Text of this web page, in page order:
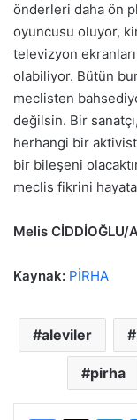
önderleri daha ön
oyuncusu oluyor,
televizyon
olabiliyor. Bütün
meclisten
değilsin. Bir
herhangi bir
bir bileşeni
meclis fikrini
Melis CİDDİOĞLU/
Kaynak: PİRHA
aleviler
pirha